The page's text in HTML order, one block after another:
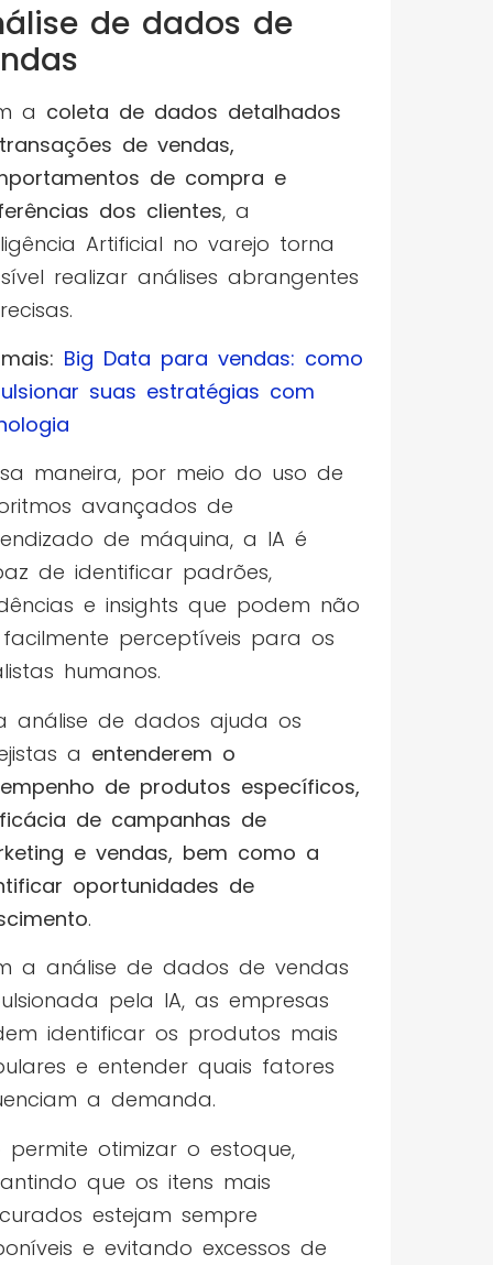
de dados de
a coleta de dados detalhados
de vendas,
de compra e
dos clientes, a
Artificial no varejo torna
realizar análises abrangentes
Big Data para vendas: como
suas estratégias com
maneira, por meio do uso de
avançados de
de máquina, a IA é
de identificar padrões,
e insights que podem não
perceptíveis para os
humanos.
análise de dados ajuda os
a entenderem o
de produtos específicos,
de campanhas de
e vendas, bem como a
oportunidades de
.
a análise de dados de vendas
pela IA, as empresas
identificar os produtos mais
e entender quais fatores
a demanda.
permite otimizar o estoque,
que os itens mais
estejam sempre
e evitando excessos de